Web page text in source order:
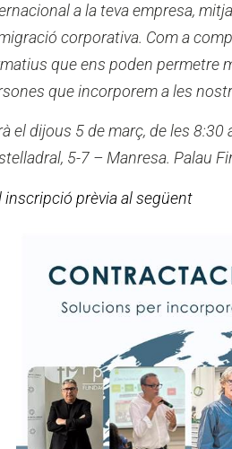
a la teva empresa,
corporativa. Com a
que ens poden permetre
que incorporem a les
el dijous 5 de març, de les 8:30
5-7 – Manresa. Palau
inscripció prèvia al següent